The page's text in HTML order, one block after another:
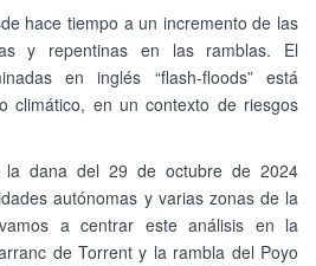
hace tiempo a un incremento de las
y repentinas en las ramblas. El
en inglés “flash-floods” está
climático, en un contexto de riesgos
la dana del 29 de octubre de 2024
autónomas y varias zonas de la
a centrar este análisis en la
de Torrent y la rambla del Poyo